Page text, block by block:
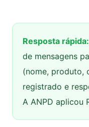
Resposta rápida:
de mensagens
(nome, produto,
registrado e
A ANPD aplicou